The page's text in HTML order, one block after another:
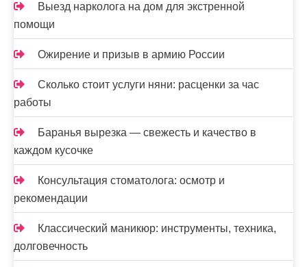
Выезд нарколога на дом для экстренной
помощи
Ожирение и призыв в армию России
Сколько стоит услуги няни: расценки за час
работы
Баранья вырезка — свежесть и качество в
каждом кусочке
Консультация стоматолога: осмотр и
рекомендации
Классический маникюр: инструменты, техника,
долговечность